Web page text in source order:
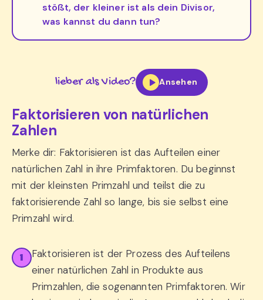
stößt, der kleiner ist als dein Divisor,
was kannst du dann tun?
lieber als Video? Ansehen
Faktorisieren von natürlichen
Zahlen
Merke dir: Faktorisieren ist das Aufteilen einer
natürlichen Zahl in ihre Primfaktoren. Du beginnst
mit der kleinsten Primzahl und teilst die zu
faktorisierende Zahl so lange, bis sie selbst eine
Primzahl wird.
1
Faktorisieren ist der Prozess des Aufteilens
einer natürlichen Zahl in Produkte aus
Primzahlen, die sogenannten Primfaktoren. Wir